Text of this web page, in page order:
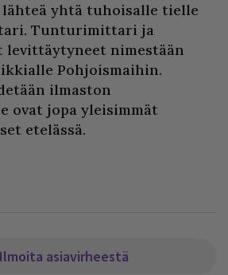
yhtä tuhoisalle tielle
Tunturimittari ja
nimestään
Pohjoismaihin.
ilmaston
ovat jopa yleisimmät
etelässä.
Ilmoita asiavirheestä